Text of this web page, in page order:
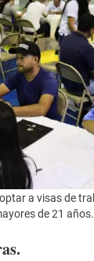
a visas de
de 21 años.